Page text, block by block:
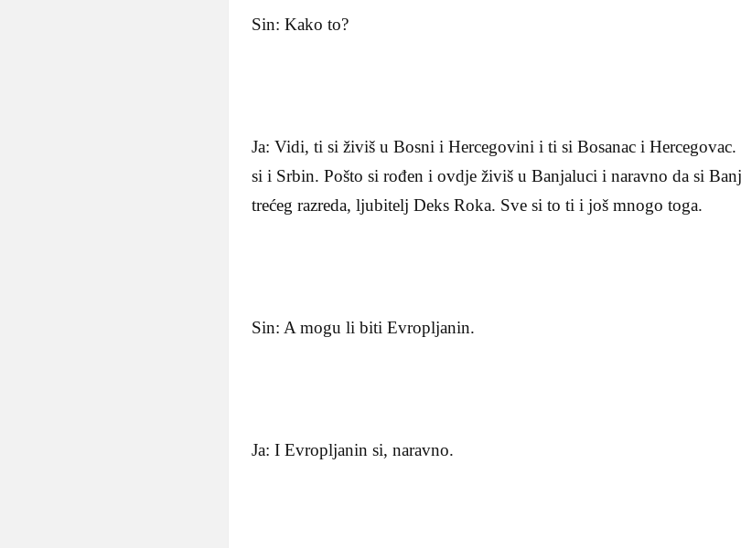
Sin: Kako to?
Ja: Vidi, ti si živiš u Bosni i Hercegovini i ti si Bosanac i
si i Srbin. Pošto si rođen i ovdje živiš u Banjaluci i naravno da si
trećeg razreda, ljubitelj Deks Roka. Sve si to ti i još mnogo toga.
Sin: A mogu li biti Evropljanin.
Ja: I Evropljanin si, naravno.